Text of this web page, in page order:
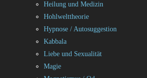
Heilung und Medizin
Hohlwelttheorie
Hypnose / Autosuggestion
Kabbala
Liebe und Sexualität
Magie